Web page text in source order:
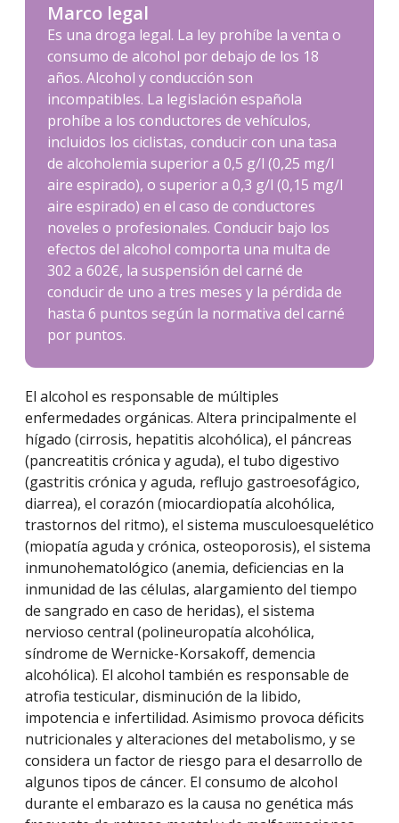
Marco legal
Es una droga legal. La ley prohíbe la venta o
consumo de alcohol por debajo de los 18
años. Alcohol y conducción son
incompatibles. La legislación española
prohíbe a los conductores de vehículos,
incluidos los ciclistas, conducir con una tasa
de alcoholemia superior a 0,5 g/l (0,25 mg/l
aire espirado), o superior a 0,3 g/l (0,15 mg/l
aire espirado) en el caso de conductores
noveles o profesionales. Conducir bajo los
efectos del alcohol comporta una multa de
302 a 602€, la suspensión del carné de
conducir de uno a tres meses y la pérdida de
hasta 6 puntos según la normativa del carné
por puntos.
El alcohol es responsable de múltiples
enfermedades orgánicas. Altera principalmente el
hígado (cirrosis, hepatitis alcohólica), el páncreas
(pancreatitis crónica y aguda), el tubo digestivo
(gastritis crónica y aguda, reflujo gastroesofágico,
diarrea), el corazón (miocardiopatía alcohólica,
trastornos del ritmo), el sistema musculoesquelético
(miopatía aguda y crónica, osteoporosis), el sistema
inmunohematológico (anemia, deficiencias en la
inmunidad de las células, alargamiento del tiempo
de sangrado en caso de heridas), el sistema
nervioso central (polineuropatía alcohólica,
síndrome de Wernicke-Korsakoff, demencia
alcohólica). El alcohol también es responsable de
atrofia testicular, disminución de la libido,
impotencia e infertilidad. Asimismo provoca déficits
nutricionales y alteraciones del metabolismo, y se
considera un factor de riesgo para el desarrollo de
algunos tipos de cáncer. El consumo de alcohol
durante el embarazo es la causa no genética más